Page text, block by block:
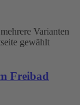
Varianten
gewählt
Freibad